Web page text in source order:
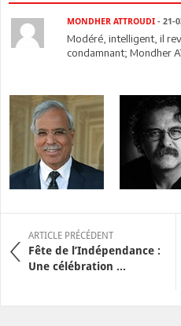
MONDHER ATTROUDI - 21-
Modéré, intelligent, il
condamnant; Mondher
ARTICLE PRÉCÉDENT
Fête de l’Indépendance :
Une célébration ...